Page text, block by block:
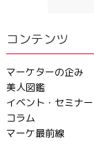
コンテンツ
マーケターの企み
美人図鑑
イベント・セミナー
コラム
マーケ最前線